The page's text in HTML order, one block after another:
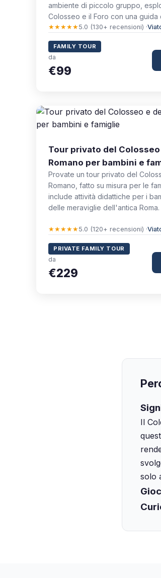
ambiente di piccolo gruppo,
Colosseo e il Foro con una guida
★★★★★5.0 (130+ recensioni) ·
FAMILY TOUR
da
€99
Tour privato del Colosseo
Romano per bambini e
Provate un tour privato del
Romano, fatto su misura per le
include attività didattiche per i
delle meraviglie dell'antica Roma.
★★★★★5.0 (120+ recensioni) ·
PRIVATE FAMILY TOUR
da
€229
Il
solo